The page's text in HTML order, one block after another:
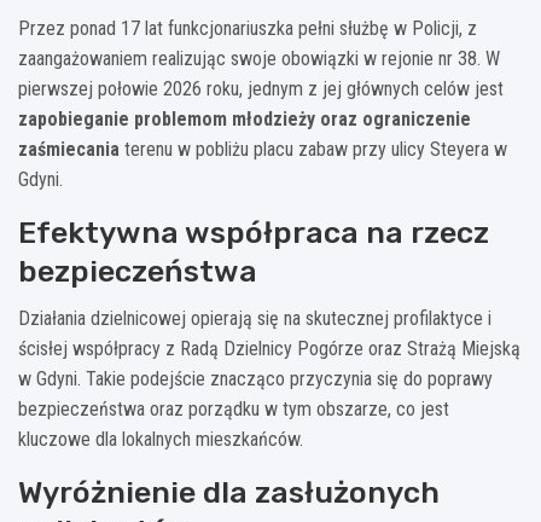
Przez ponad 17 lat funkcjonariuszka pełni służbę w Policji, z
zaangażowaniem realizując swoje obowiązki w rejonie nr 38. W
pierwszej połowie 2026 roku, jednym z jej głównych celów jest
zapobieganie problemom młodzieży oraz ograniczenie
zaśmiecania terenu w pobliżu placu zabaw przy ulicy Steyera w
Gdyni.
Efektywna współpraca na rzecz
bezpieczeństwa
Działania dzielnicowej opierają się na skutecznej profilaktyce i
ścisłej współpracy z Radą Dzielnicy Pogórze oraz Strażą Miejską
w Gdyni. Takie podejście znacząco przyczynia się do poprawy
bezpieczeństwa oraz porządku w tym obszarze, co jest
kluczowe dla lokalnych mieszkańców.
Wyróżnienie dla zasłużonych